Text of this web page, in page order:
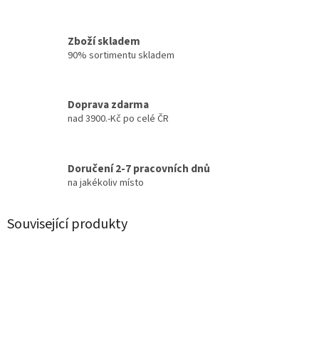
Zboží skladem
90% sortimentu skladem
Doprava zdarma
nad 3900.-Kč po celé ČR
Doručení 2-7 pracovních dnů
na jakékoliv místo
Související produkty